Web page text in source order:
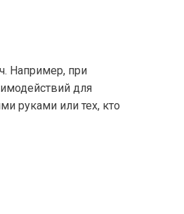
Например, при
для
руками или тех, кто